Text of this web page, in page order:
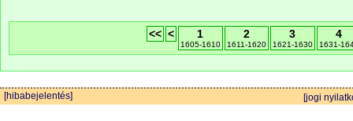
<< < 1
1605-1610
2
1611-1620
3
1621-1630
4
1631-
[hibabejelentés] [jogi